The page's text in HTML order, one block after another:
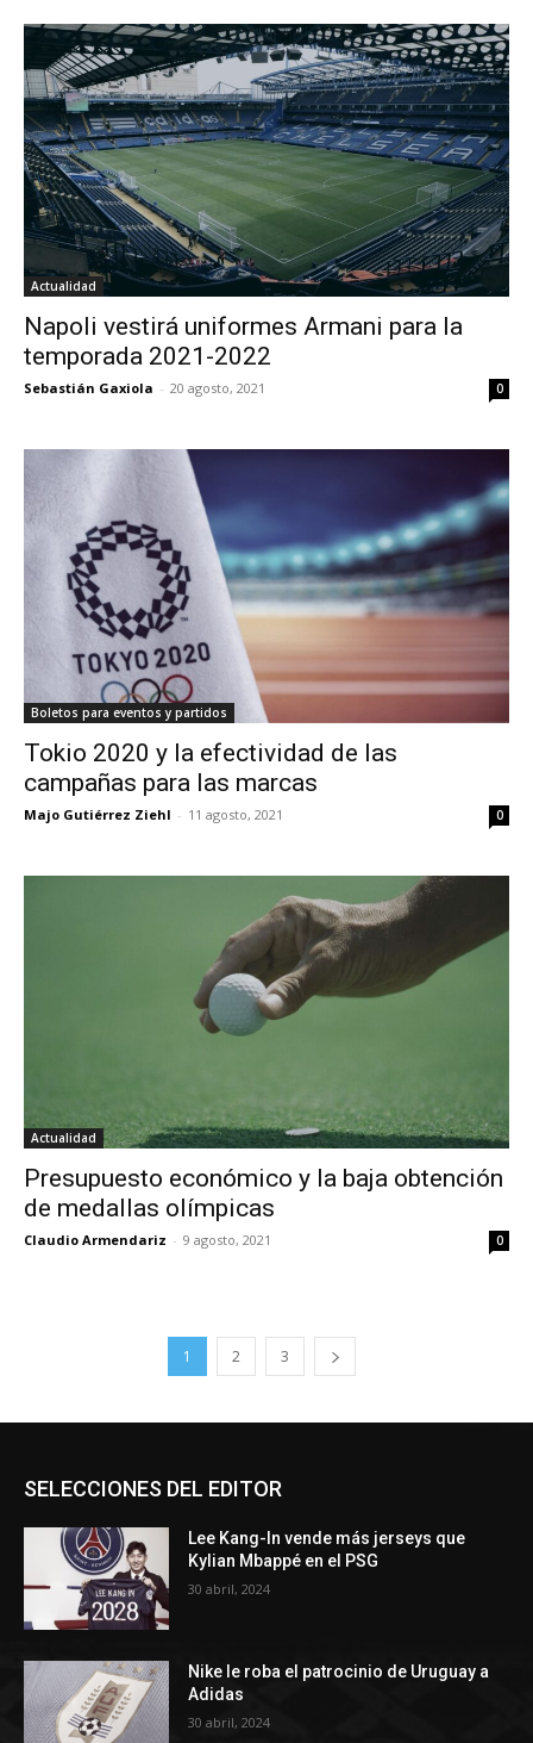
Actualidad
Napoli vestirá uniformes Armani para la
temporada 2021-2022
Sebastián Gaxiola - 20 agosto, 2021 0
Boletos para eventos y partidos
Tokio 2020 y la efectividad de las
campañas para las marcas
Majo Gutiérrez Ziehl - 11 agosto, 2021 0
Actualidad
Presupuesto económico y la baja obtención
de medallas olímpicas
Claudio Armendariz - 9 agosto, 2021 0
1 2 3
SELECCIONES DEL EDITOR
Lee Kang-In vende más jerseys que
Kylian Mbappé en el PSG
30 abril, 2024
Nike le roba el patrocinio de Uruguay a
Adidas
30 abril, 2024